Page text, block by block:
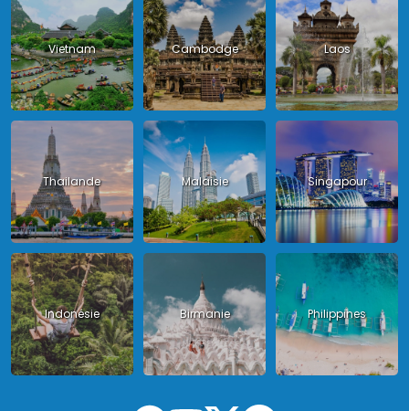
Vietnam Cambodge Laos
Thailande Malaisie Singapour
Indonésie Birmanie Philippines